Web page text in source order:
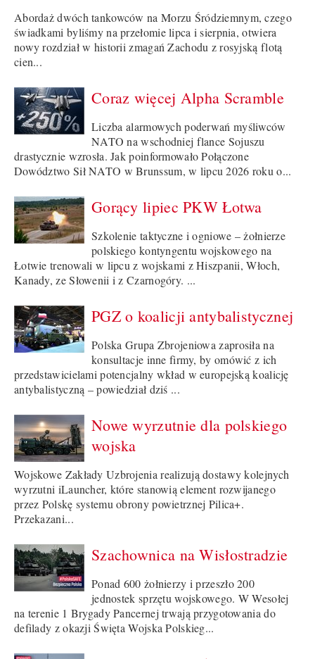
Abordaż dwóch tankowców na Morzu Śródziemnym, czego
świadkami byliśmy na przełomie lipca i sierpnia, otwiera
nowy rozdział w historii zmagań Zachodu z rosyjską flotą
cien...
Coraz więcej Alpha Scramble
Liczba alarmowych poderwań myśliwców
NATO na wschodniej flance Sojuszu
drastycznie wzrosła. Jak poinformowało Połączone
Dowództwo Sił NATO w Brunssum, w lipcu 2026 roku o...
Gorący lipiec PKW Łotwa
Szkolenie taktyczne i ogniowe – żołnierze
polskiego kontyngentu wojskowego na
Łotwie trenowali w lipcu z wojskami z Hiszpanii, Włoch,
Kanady, ze Słowenii i z Czarnogóry. ...
PGZ o koalicji antybalistycznej
Polska Grupa Zbrojeniowa zaprosiła na
konsultacje inne firmy, by omówić z ich
przedstawicielami potencjalny wkład w europejską koalicję
antybalistyczną – powiedział dziś ...
Nowe wyrzutnie dla polskiego
wojska
Wojskowe Zakłady Uzbrojenia realizują dostawy kolejnych
wyrzutni iLauncher, które stanowią element rozwijanego
przez Polskę systemu obrony powietrznej Pilica+.
Przekazani...
Szachownica na Wisłostradzie
Ponad 600 żołnierzy i przeszło 200
jednostek sprzętu wojskowego. W Wesołej
na terenie 1 Brygady Pancernej trwają przygotowania do
defilady z okazji Święta Wojska Polskieg...